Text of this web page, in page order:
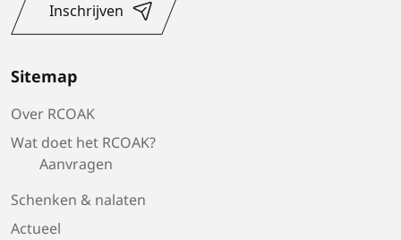
Inschrijven
Sitemap
Over RCOAK
Wat doet het RCOAK?
Aanvragen
Schenken & nalaten
Actueel